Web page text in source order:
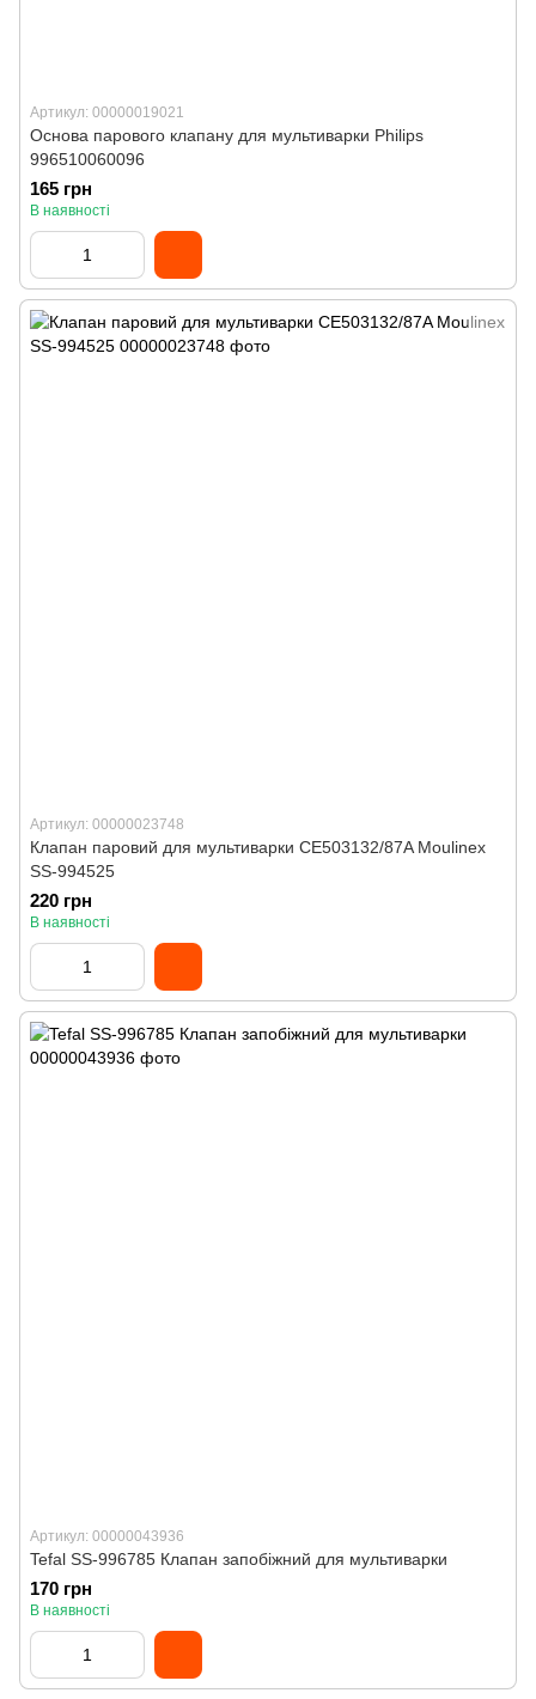
Артикул: 00000019021
Основа парового клапану для мультиварки Philips
996510060096
165 грн
В наявності
Артикул: 00000023748
Клапан паровий для мультиварки CE503132/87A Moulinex
SS-994525
220 грн
В наявності
Артикул: 00000043936
Tefal SS-996785 Клапан запобіжний для мультиварки
170 грн
В наявності